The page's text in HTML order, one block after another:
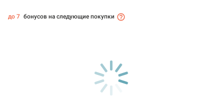
до 7 бонусов на следующие покупки